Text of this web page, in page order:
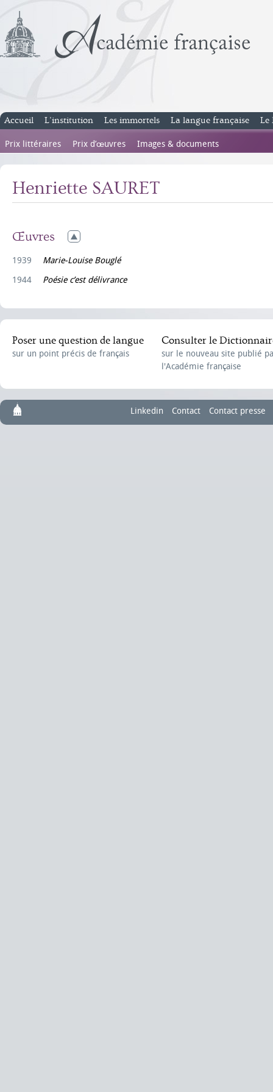
Accueil L’institution Les immortels La langue française Le
Prix littéraires Prix d’œuvres Images & documents
Henriette SAURET
Œuvres
1939
Marie-Louise Bouglé
1944
Poésie c’est délivrance
Poser une question de langue
sur un point précis de français
Consulter le
sur le nouveau site publié
l'Académie française
Linkedin Contact Contact presse